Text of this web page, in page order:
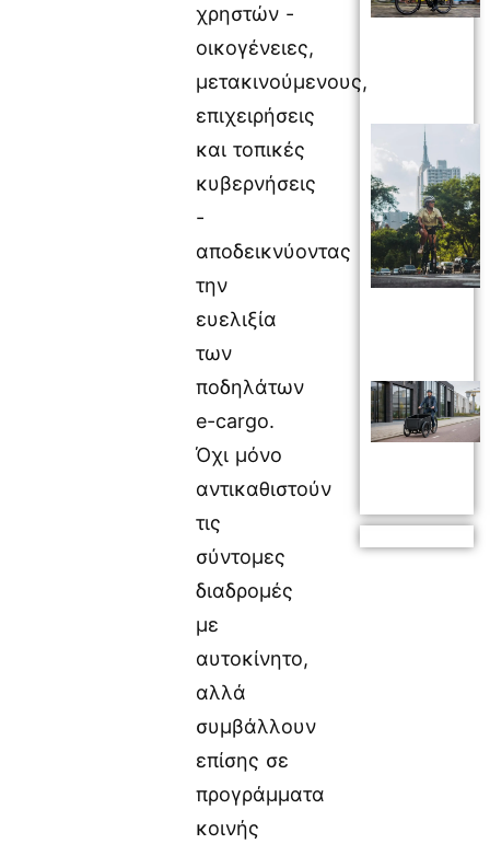
χρηστών -
οικογένειες,
μετακινούμενους,
επιχειρήσεις
και τοπικές
κυβερνήσεις
-
αποδεικνύοντας
την
ευελιξία
των
ποδηλάτων
e-cargo.
Όχι μόνο
αντικαθιστούν
τις
σύντομες
διαδρομές
με
αυτοκίνητο,
αλλά
συμβάλλουν
επίσης σε
προγράμματα
κοινής